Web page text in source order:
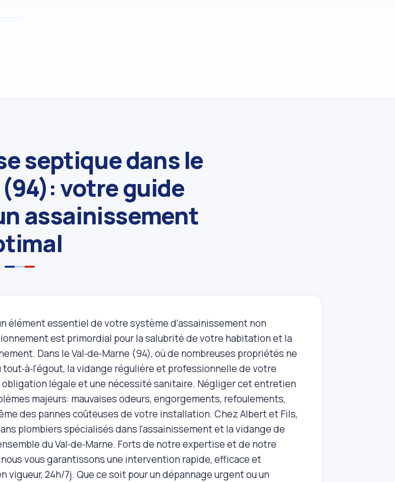
septique dans le
(94): votre guide
assainissement
élément essentiel de votre système d'assainissement non
est primordial pour la salubrité de votre habitation et la
Dans le Val‑de‑Marne (94), où de nombreuses propriétés ne
la vidange régulière et professionnelle de votre
légale et une nécessité sanitaire. Négliger cet entretien
majeurs: mauvaises odeurs, engorgements, refoulements,
des pannes coûteuses de votre installation. Chez Albert et Fils,
plombiers spécialisés dans l'assainissement et la vidange de
du Val‑de‑Marne. Forts de notre expertise et de notre
vous garantissons une intervention rapide, efficace et
vigueur, 24h/7j. Que ce soit pour un dépannage urgent ou un